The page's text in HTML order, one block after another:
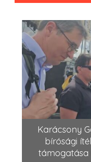
Karácsony
bírósági
támogatása